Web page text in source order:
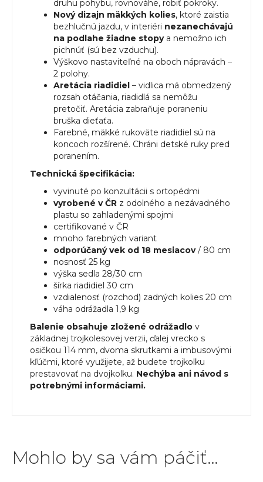
druhu pohybu, rovnováhe, robiť pokroky.
Nový dizajn mäkkých kolies, ktoré zaistia
bezhlučnú jazdu, v interiéri nezanechávajú
na podlahe žiadne stopya nemožno ich
pichnúť (sú bez vzduchu).
Výškovo nastaviteľné na oboch nápravách –
2 polohy.
Aretácia riadidiel – vidlica má obmedzený
rozsah otáčania, riadidlá sa nemôžu
pretočiť. Aretácia zabraňuje poraneniu
bruška dieťaťa.
Farebné, mäkké rukoväte riadidiel sú na
koncoch rozšírené. Chráni detské ruky pred
poranením.
Technická špecifikácia:
vyvinuté po konzultácii s ortopédmi
vyrobené v ČR z odolného a nezávadného
plastu so zahladenými spojmi
certifikované v ČR
mnoho farebných variant
odporúčaný vek od 18 mesiacov/ 80 cm
nosnosť 25 kg
výška sedla 28/30 cm
šírka riadidiel 30 cm
vzdialenosť (rozchod) zadných kolies 20 cm
váha odrážadla 1,9 kg
Balenie obsahuje zložené odrážadlo v
základnej trojkolesovej verzii, ďalej vrecko s
osičkou 114 mm, dvoma skrutkami a imbusovými
kľúčmi, ktoré využijete, až budete trojkolku
prestavovať na dvojkolku. Nechýba ani návod s
potrebnými informáciami.
Mohlo by sa vám páčiť…